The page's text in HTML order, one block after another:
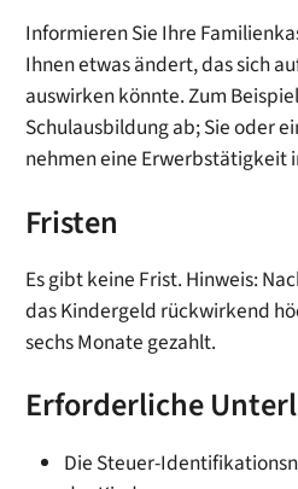
Informieren Sie Ihre
Ihnen etwas ändert, das sich
auswirken könnte. Zum
Schulausbildung ab; Sie oder
nehmen eine Erwerbstätigkeit
Fristen
Es gibt keine Frist. Hinweis:
das Kindergeld rückwirkend
sechs Monate gezahlt.
Erforderliche
Die Steuer-